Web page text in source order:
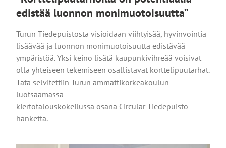
edistää luonnon monimuotoisuutta”
Turun Tiedepuistosta visioidaan viihtyisää, hyvinvointia
lisäävää ja luonnon monimuotoisuutta edistävää
ympäristöä. Yksi keino lisätä kaupunkivihreää voisivat
olla yhteiseen tekemiseen osallistavat korttelipuutarhat.
Tätä selvitettiin Turun ammattikorkeakoulun
luotsaamassa
kiertotalouskokeilussa osana Circular Tiedepuisto -
hanketta.